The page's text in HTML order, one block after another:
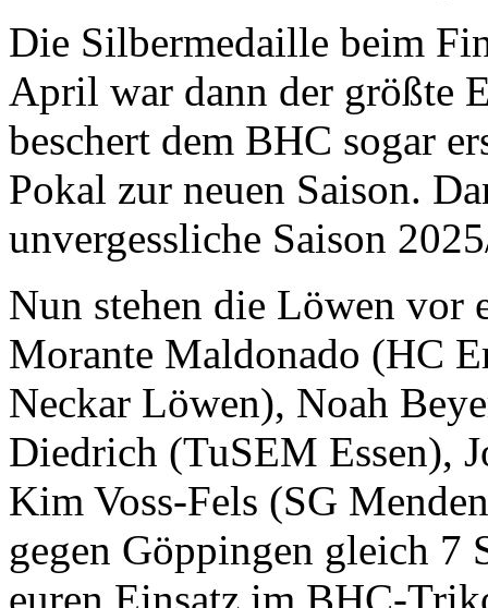
Die Silbermedaille beim
April war dann der größte
beschert dem BHC sogar
Pokal zur neuen Saison.
unvergessliche Saison
Nun stehen die Löwen vor
Morante Maldonado (HC
Neckar Löwen), Noah
Diedrich (TuSEM Essen),
Kim Voss-Fels (SG
gegen Göppingen gleich 7
euren Einsatz im BHC-